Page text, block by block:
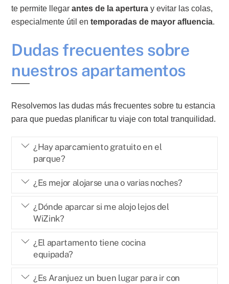
te permite llegarantes de la apertura y evitar las colas,
especialmente útil entemporadas de mayor afluencia.
Dudas frecuentes sobre
nuestros apartamentos
Resolvemos las dudas más frecuentes sobre tu estancia
para que puedas planificar tu viaje con total tranquilidad.
¿Hay aparcamiento gratuito en el
parque?
¿Es mejor alojarse una o varias noches?
¿Dónde aparcar si me alojo lejos del
WiZink?
¿El apartamento tiene cocina
equipada?
¿Es Aranjuez un buen lugar para ir con